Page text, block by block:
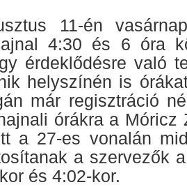
11-én
4:30 és 6 óra
érdeklődésre való
helyszínén is
már regisztráció
órákra a Móricz
a 27-es vonalán
a szervezők
és 4:02-kor.